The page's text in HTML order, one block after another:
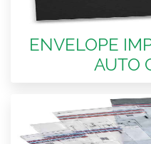
ENVELOPE
AUTO